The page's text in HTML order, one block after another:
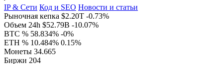
IP & Сети Код и SEO Новости и статьи
Рыночная кепка $2.20T -0.73%
Объем 24h $52.79B -10.07%
BTC % 58.834% -0%
ETH % 10.484% 0.15%
Монеты 34.665
Биржи 204